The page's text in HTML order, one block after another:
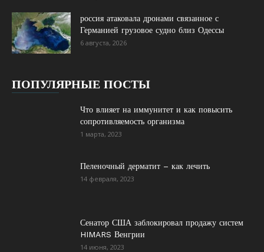
россия атаковала дронами связанное с
Германией грузовое судно близ Одессы
6 августа, 2026
ПОПУЛЯРНЫЕ ПОСТЫ
Что влияет на иммунитет и как повысить
сопротивляемость организма
1 марта, 2023
Пеленочный дерматит – как лечить
14 февраля, 2023
Сенатор США заблокировал продажу систем
HIMARS Венгрии
14 июня, 2023